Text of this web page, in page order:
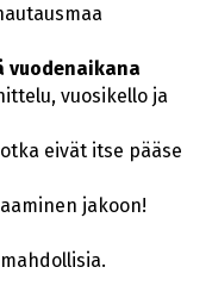
vuodenaikana
vuosikello ja
eivät itse pääse
jakoon!